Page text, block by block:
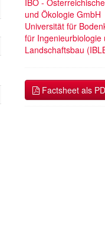
und Ökologie GmbH
Universität für
für Ingenieurbiologie
Landschaftsbau
Factsheet als